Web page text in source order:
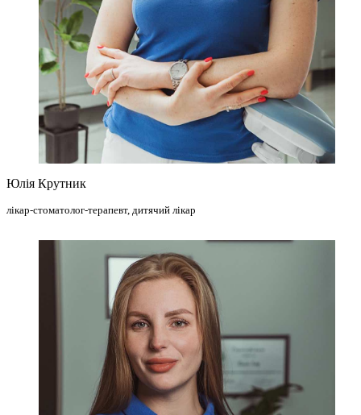
Юлія Крутник
лікар-стоматолог-терапевт, дитячий лікар